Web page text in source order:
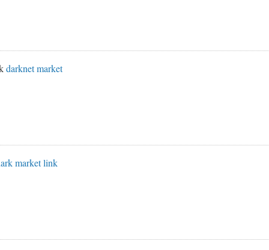
darknet market
market link